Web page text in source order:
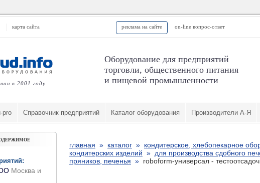
карта сайта реклама на сайте on-line вопрос-ответ
в 2001 году
Оборудование для предприятий
торговли, общественного питания
и пищевой промышленности
pro Cправочник предприятий Каталог оборудования Производители А-Я
главная » каталог » кондитерское, хлебопекарное
кондитерских изделий » для производства сдобного
пряников, печенья » roboform-универсал -
Москва и